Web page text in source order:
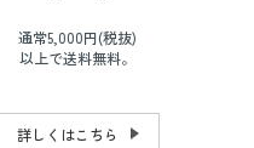
通常5,000円(税抜)
以上で送料無料。
詳しくはこちら